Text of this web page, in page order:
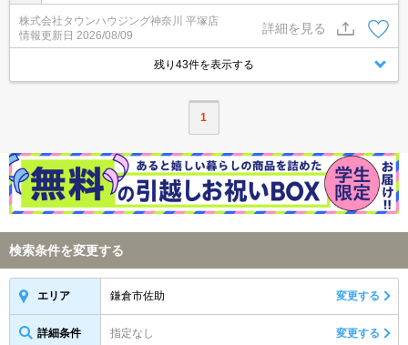
台★宅配BOX★都市ガス★温水洗浄便座★室内物干し★電子ロック
★
株式会社タウンハウジング神奈川 平塚店
情報更新日 2026/08/09
詳細を見る
残り43件を表示する
1
検索条件を変更する
エリア 鎌倉市佐助 変更する
詳細条件 指定なし 変更する